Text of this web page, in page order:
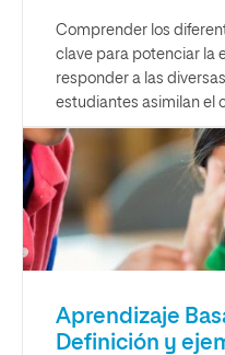
Comprender los
clave para potenciar la
responder a las
estudiantes asimilan el
Aprendizaje
Definición y